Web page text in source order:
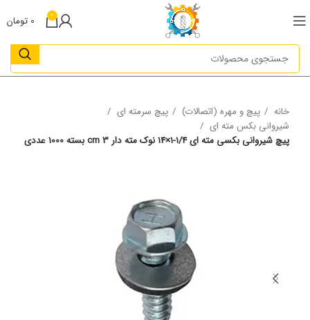
0
0 تومان
خانه پیچ و مهره (اتصالات)
پیچ سرمته ای
شیروانی بکس مته ای
پیچ شیروانی بکسی مته ای 1/4-1×14 نوک مته دار 3 cm بسته 1000 عددی